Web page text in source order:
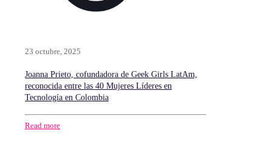
23 octubre, 2025
Joanna Prieto, cofundadora de Geek Girls LatAm,
reconocida entre las 40 Mujeres Líderes en
Tecnología en Colombia
Read more